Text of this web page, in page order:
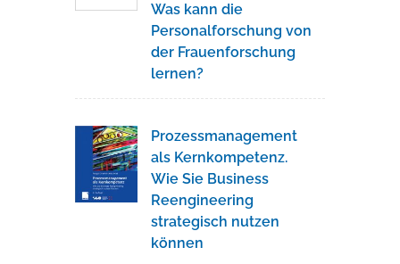
Was kann die
Personalforschung von
der Frauenforschung
lernen?
Prozessmanagement
als Kernkompetenz.
Wie Sie Business
Reengineering
strategisch nutzen
können